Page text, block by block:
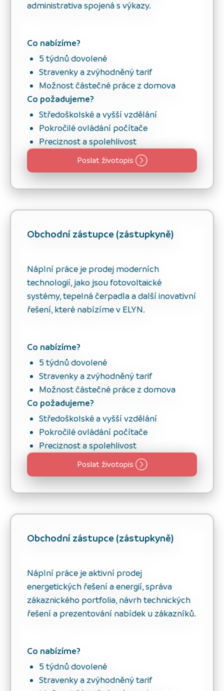
administrativa spojená s výkazy.
Co nabízíme?
5 týdnů dovolené
Stravenky a zvýhodněný tarif
Možnost částečné práce z domova
Co požadujeme?
Středoškolské a vyšší vzdělání
Pokročilé ovládání počítače
Preciznost a spolehlivost
Poslat životopis
Obchodní zástupce (zástupkyně)
Náplní práce je prodej moderních
technologií, jako jsou fotovoltaické
systémy, tepelná čerpadla a další inovativní
řešení, které nabízíme v ELYN.
Co nabízíme?
5 týdnů dovolené
Stravenky a zvýhodněný tarif
Možnost částečné práce z domova
Co požadujeme?
Středoškolské a vyšší vzdělání
Pokročilé ovládání počítače
Preciznost a spolehlivost
Poslat životopis
Obchodní zástupce (zástupkyně)
Náplní práce je aktivní prodej
energetických řešení a energií, správa
zákaznického portfolia, návrh technických
řešení a prezentování nabídek u zákazníků.
Co nabízíme?
5 týdnů dovolené
Stravenky a zvýhodněný tarif